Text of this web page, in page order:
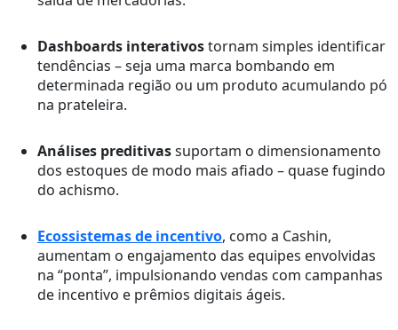
Dashboards interativostornam simples identificar
tendências – seja uma marca bombando em
determinada região ou um produto acumulando pó
na prateleira.
Análises preditivassuportam o dimensionamento
dos estoques de modo mais afiado – quase fugindo
do achismo.
Ecossistemas de incentivo, como a Cashin,
aumentam o engajamento das equipes envolvidas
na “ponta”, impulsionando vendas com campanhas
de incentivo e prêmios digitais ágeis.